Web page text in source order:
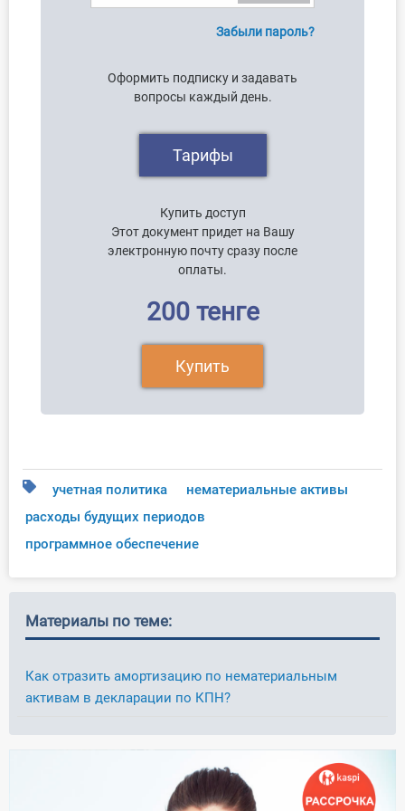
Забыли пароль?
Оформить подписку и задавать
вопросы каждый день.
Тарифы
Купить доступ
Этот документ придет на Вашу
электронную почту сразу после
оплаты.
200 тенге
Купить
учетная политика
нематериальные активы
расходы будущих периодов
программное обеспечение
Материалы по теме:
Как отразить амортизацию по нематериальным
активам в декларации по КПН?